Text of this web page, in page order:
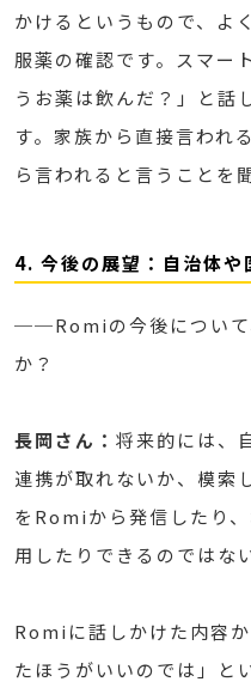
かけるというもので、よ
服薬の確認です。スマー
うお薬は飲んだ？」と話
す。家族から直接言われ
ら言われると言うことを
4. 今後の展望：自治体や
──Romiの今後について
か？
長岡さん： 将来的には、
連携が取れないか、模索
をRomiから発信したり
用したりできるのではな
Romiに話しかけた内容
たほうがいいのでは」と